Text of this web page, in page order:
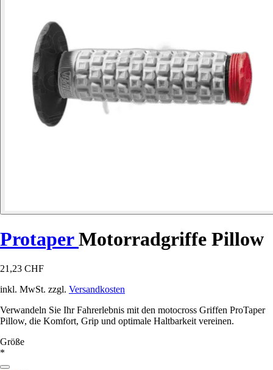
ProtaperMotorradgriffe Pillow
21,23 CHF
inkl. MwSt. zzgl. Versandkosten
Verwandeln Sie Ihr Fahrerlebnis mit den motocross Griffen ProTaper
Pillow, die Komfort, Grip und optimale Haltbarkeit vereinen.
Größe
*